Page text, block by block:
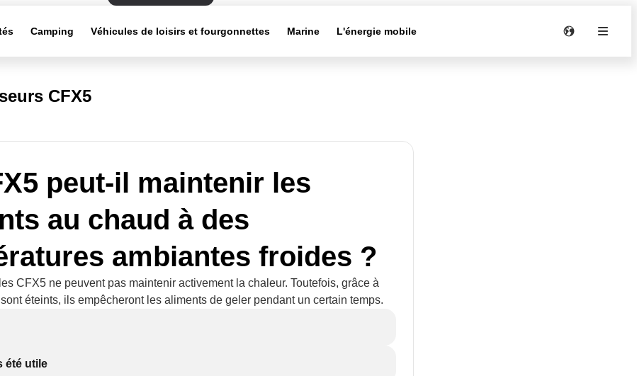
Camping Véhicules de loisirs et fourgonnettes Marine L'énergie mobile
CFX5
peut-il maintenir les
au chaud à des
ambiantes froides ?
CFX5 ne peuvent pas maintenir activement la chaleur. Toutefois, grâce à
éteints, ils empêcheront les aliments de geler pendant un certain temps.
été utile